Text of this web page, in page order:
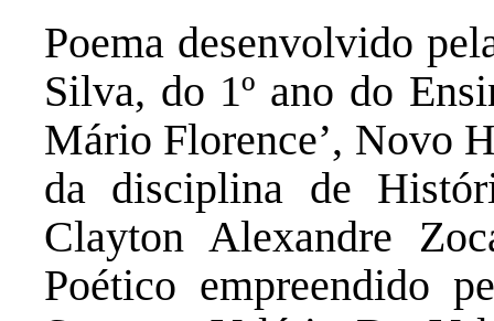
Poema desenvolvido
Silva, do 1º ano do
Mário Florence’, Novo
da disciplina de
Clayton Alexandre
Poético empreendido